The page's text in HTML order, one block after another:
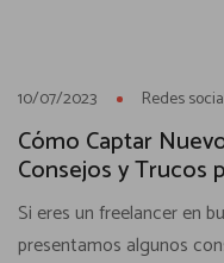
JUL
10/07/2023 Redes
Cómo Captar
Consejos y Trucos
Si eres un freelancer en
presentamos algunos